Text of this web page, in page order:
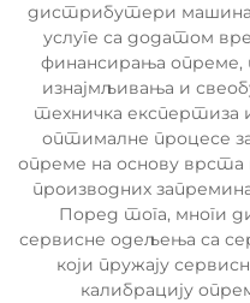
дистрибутери машина
услуге са додатом
финансирања опреме,
изнајмљивања и
техничка експертиза
оптималне процесе
опреме на основу врста
производних
Поред тога, многи
сервисне одељења са
који пружају
калибрацију